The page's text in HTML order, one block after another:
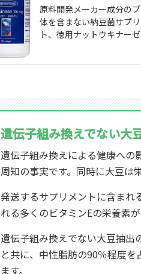
原料開発メーカー成分の
体を含まない納豆菌サプ
ト、徳用ナットウキナーゼ
遺伝子組み換えでない大
遺伝子組み換えによる健康への
周知の事実です。同時に大豆は
発送するサプリメントに含まれ
れる多くのビタミンEの栄養素
遺伝子組み換えでない大豆抽出
と共に、中性脂肪の90％程度
ます。